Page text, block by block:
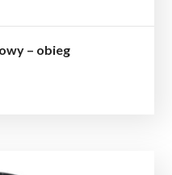
– obieg